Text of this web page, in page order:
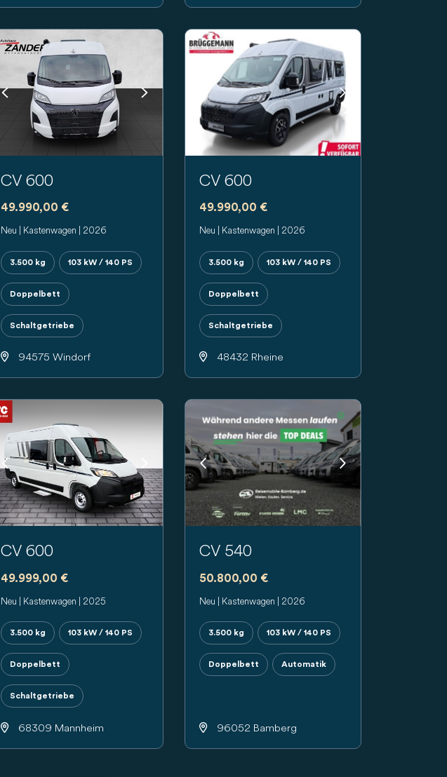
Previous Next
CV 600
49.990,00 €
Neu | Kastenwagen | 2026
3.500 kg 103 kW / 140 PS
Doppelbett
Schaltgetriebe
94575 Windorf
Previous Next
CV 600
49.990,00 €
Neu | Kastenwagen | 2026
3.500 kg 103 kW / 140 PS
Doppelbett
Schaltgetriebe
48432 Rheine
Previous Next
CV 600
49.999,00 €
Neu | Kastenwagen | 2025
3.500 kg 103 kW / 140 PS
Doppelbett
Schaltgetriebe
68309 Mannheim
Previous Next
CV 540
50.800,00 €
Neu | Kastenwagen | 2026
3.500 kg 103 kW / 140 PS
Doppelbett Automatik
96052 Bamberg